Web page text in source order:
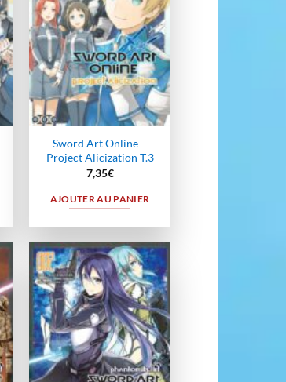
Sword Art Online –
Project Alicization T.3
7,35€
AJOUTER AU PANIER
Ajouter
à la
wishlist